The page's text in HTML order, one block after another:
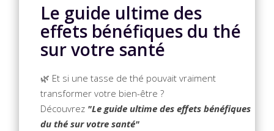
Le guide ultime des
effets bénéfiques du thé
sur votre santé
🌿 Et si une tasse de thé pouvait vraiment
transformer votre bien-être ?
Découvrez "Le guide ultime des effets bénéfiques
du thé sur votre santé"